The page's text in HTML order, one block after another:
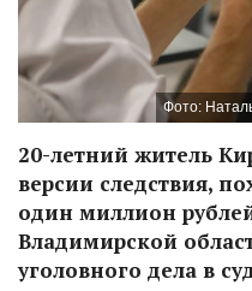
Фото:
20-летний житель
версии следствия,
один миллион
Владимирской
уголовного дела в